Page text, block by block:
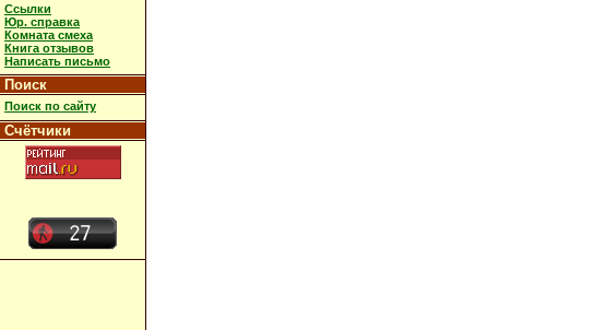
Ссылки
Юр. справка
Комната смеха
Книга отзывов
Написать письмо
Поиск
Поиск по сайту
Счётчики